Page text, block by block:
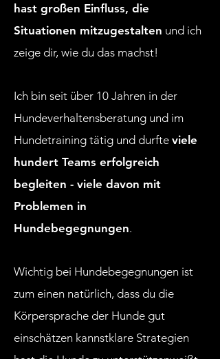
hast großen Einfluss, die
Situationen mitzugestalten und ich
zeige dir, wie du das machst!
Ich bin seit über 10 Jahren in der
Hundeverhaltensberatung und im
Hundetraining tätig und durfte viele
hundert Teams erfolgreich
begleiten - viele davon mit
Problemen in
Hundebegegnungen.
Wichtig bei Hundebegegnungen ist
zum einen natürlich, dass du die
Körpersprache der Hunde gut
einschätzen kannstklare Strategien